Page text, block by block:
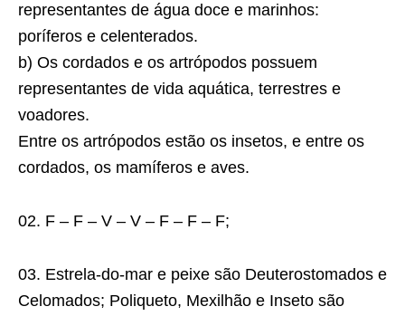
representantes de água doce e marinhos:
poríferos e celenterados.
b) Os cordados e os artrópodos possuem
representantes de vida aquática, terrestres e
voadores.
Entre os artrópodos estão os insetos, e entre os
cordados, os mamíferos e aves.
02. F – F – V – V – F – F – F;
03. Estrela-do-mar e peixe são Deuterostomados e
Celomados; Poliqueto, Mexilhão e Inseto são